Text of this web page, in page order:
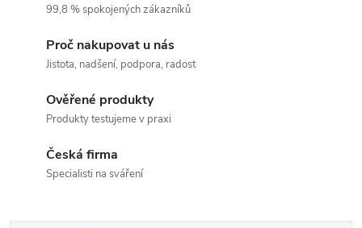
99,8 % spokojených zákazníků
Proč nakupovat u nás
Jistota, nadšení, podpora, radost
Ověřené produkty
Produkty testujeme v praxi
Česká firma
Specialisti na sváření